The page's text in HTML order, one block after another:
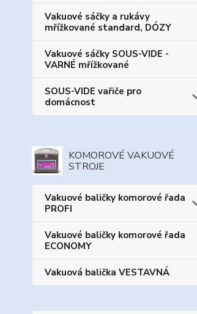
Vakuové sáčky a rukávy
mřížkované standard, DÓZY
Vakuové sáčky SOUS-VIDE -
VARNÉ mřížkované
SOUS-VIDE vařiče pro
domácnost
KOMOROVÉ VAKUOVÉ
STROJE
Vakuové baličky komorové řada
PROFI
Vakuové baličky komorové řada
ECONOMY
Vakuová balička VESTAVNÁ